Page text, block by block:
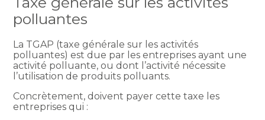
polluantes
La TGAP (taxe générale sur les activités
polluantes) est due par les entreprises ayant une
activité polluante, ou dont l’activité nécessite
l’utilisation de produits polluants.
Concrètement, doivent payer cette taxe les
entreprises qui :